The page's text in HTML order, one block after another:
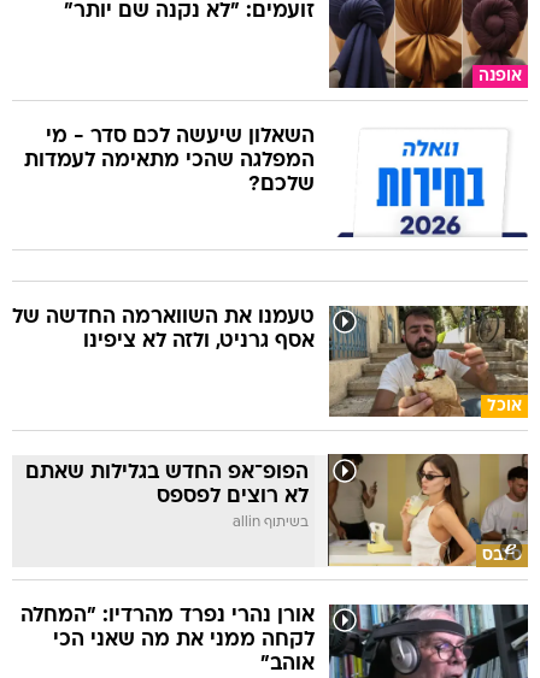
אופנה
זועמים: "לא נקנה שם יותר"
השאלון שיעשה לכם סדר - מי
המפלגה שהכי מתאימה לעמדות
שלכם?
אוכל
טעמנו את השווארמה החדשה של
אסף גרניט, ולזה לא ציפינו
סלבס
הפופ־אפ החדש בגלילות שאתם
לא רוצים לפספס
בשיתוף allin
אורן נהרי נפרד מהרדיו: "המחלה
לקחה ממני את מה שאני הכי
אוהב"